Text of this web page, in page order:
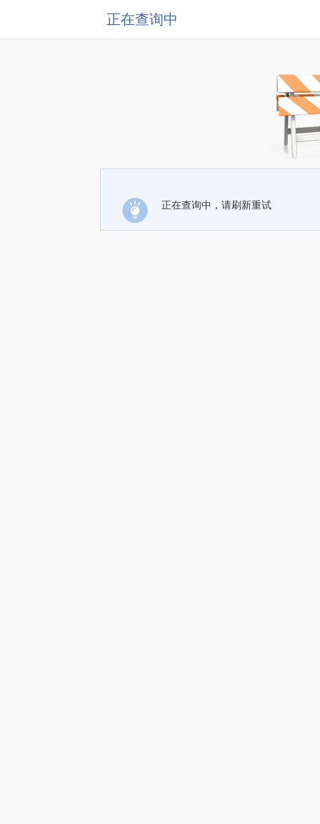
正在查询中
正在查询中，请刷新重试